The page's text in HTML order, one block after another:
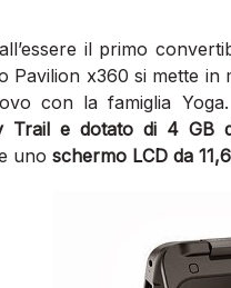
il primo
Pavilion x360 si mette in
con la famiglia
Trail e dotato di 4 GB
uno schermo LCD da